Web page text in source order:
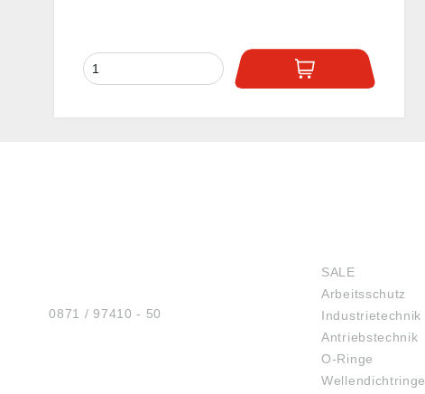
Tel.:0871 / 97410 - 50
SALE
Arbeitsschutz
Industrietechnik
Antriebstechnik
O-Ringe
Wellendichtringe